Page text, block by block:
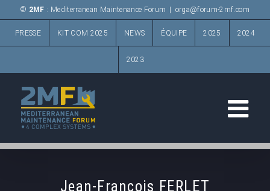
Passer
contenu
© 2MF : Mediterranean Maintenance Forum orga@forum-2mf.com
PRESSE KIT COM 2025 NEWS ÉQUIPE 2025 2024
2023
Jean-François FERLET